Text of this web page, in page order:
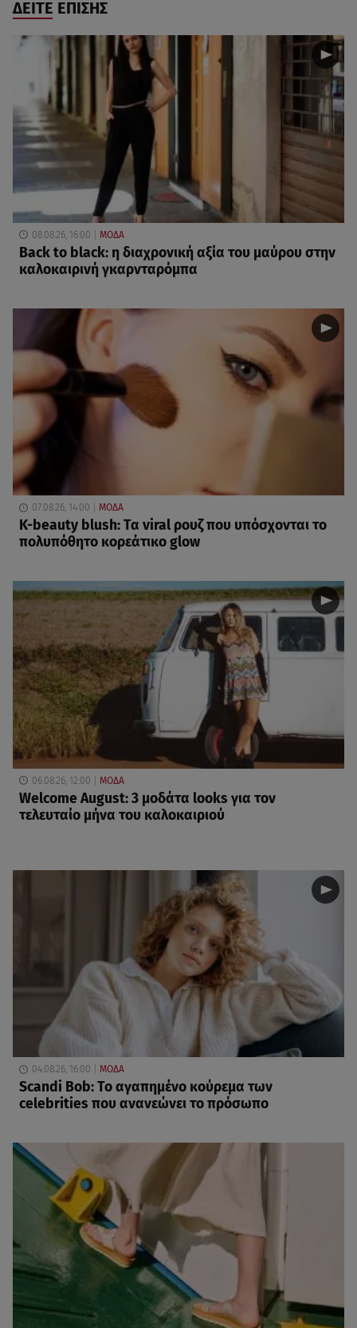
ΔΕΙΤΕ ΕΠΙΣΗΣ
08.08.26, 16:00 ΜΟΔΑ
Back to black: η διαχρονική αξία του μαύρου στην
καλοκαιρινή γκαρνταρόμπα
07.08.26, 14:00 ΜΟΔΑ
K-beauty blush: Τα viral ρουζ που υπόσχονται το
πολυπόθητο κορεάτικο glow
06.08.26, 12:00 ΜΟΔΑ
Welcome August: 3 μοδάτα looks για τον
τελευταίο μήνα του καλοκαιριού
04.08.26, 16:00 ΜΟΔΑ
Scandi Bob: Το αγαπημένο κούρεμα των
celebrities που ανανεώνει το πρόσωπο